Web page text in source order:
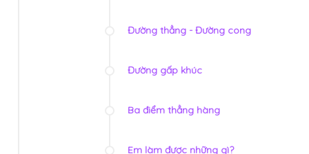
Đường thẳng - Đường cong
Đường gấp khúc
Ba điểm thẳng hàng
Em làm được những gì?